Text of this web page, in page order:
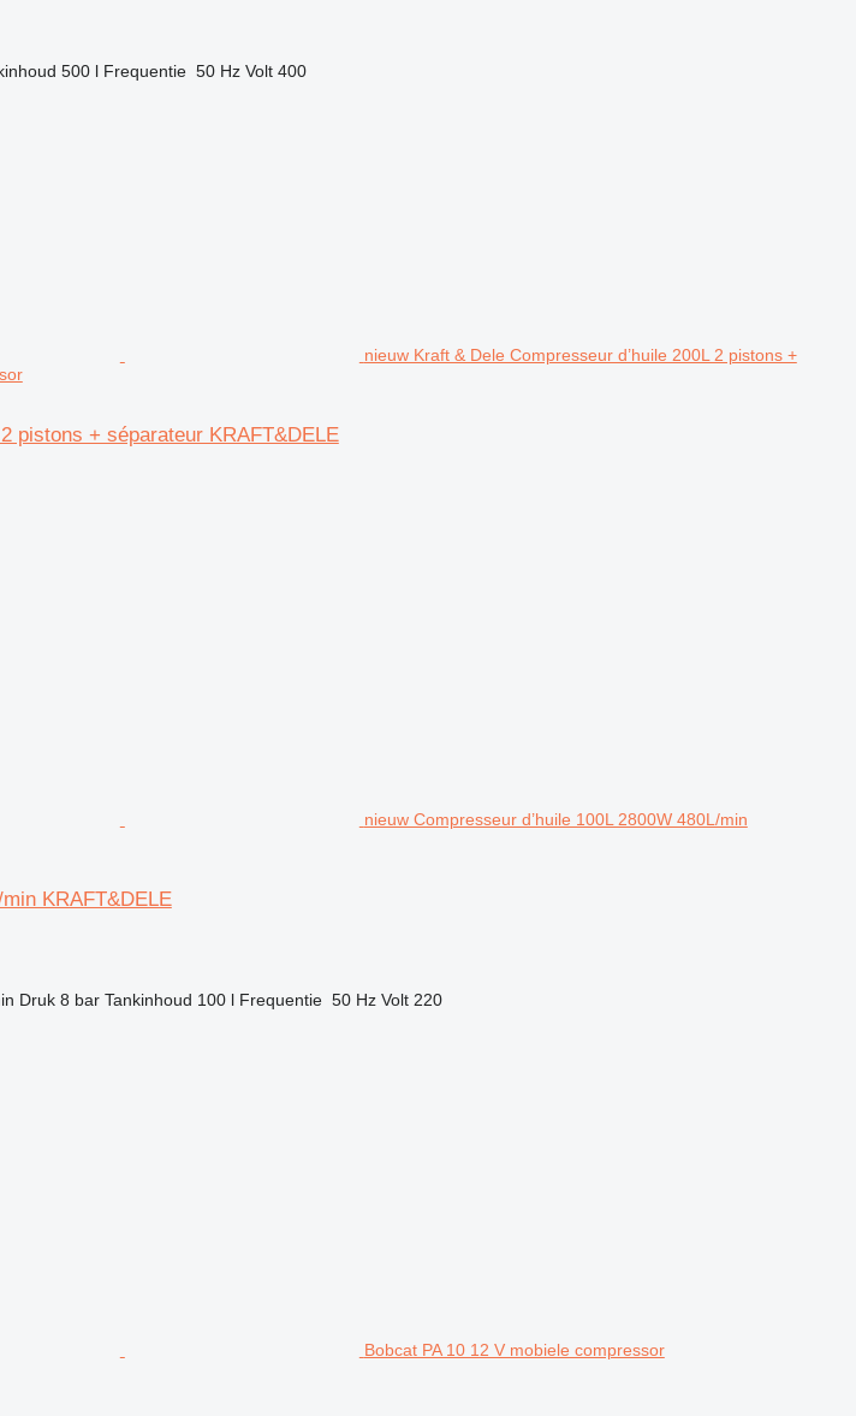
500 l Frequentie 50 Hz Volt 400
nieuw Kraft & Dele Compresseur d’huile 200L 2 pistons +
pistons + séparateur KRAFT&DELE
nieuw Compresseur d’huile 100L 2800W 480L/min
KRAFT&DELE
Druk 8 bar Tankinhoud 100 l Frequentie 50 Hz Volt 220
Bobcat PA 10 12 V mobiele compressor